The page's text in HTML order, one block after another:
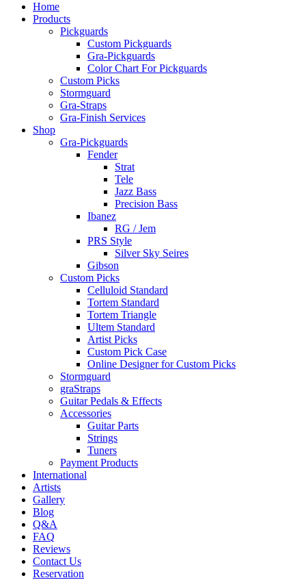
Home
Products
Pickguards
Custom Pickguards
Gra-Pickguards
Color Chart For Pickguards
Custom Picks
Stormguard
Gra-Straps
Gra-Finish Services
Shop
Gra-Pickguards
Fender
Strat
Tele
Jazz Bass
Precision Bass
Ibanez
RG / Jem
PRS Style
Silver Sky Seires
Gibson
Custom Picks
Celluloid Standard
Tortem Standard
Tortem Triangle
Ultem Standard
Artist Picks
Custom Pick Case
Online Designer for Custom Picks
Stormguard
graStraps
Guitar Pedals & Effects
Accessories
Guitar Parts
Strings
Tuners
Payment Products
International
Artists
Gallery
Blog
Q&A
FAQ
Reviews
Contact Us
Reservation